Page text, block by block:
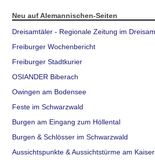
Neu auf Alemannischen-Seiten
Dreisamtäler - Regionale Zeitung im
Freiburger Wochenbericht
Freiburger Stadtkurier
OSIANDER Biberach
Owingen am Bodensee
Feste im Schwarzwald
Burgen am Eingang zum Höllental
Burgen & Schlösser im Schwarzwald
Aussichtspunkte & Aussichtstürme am